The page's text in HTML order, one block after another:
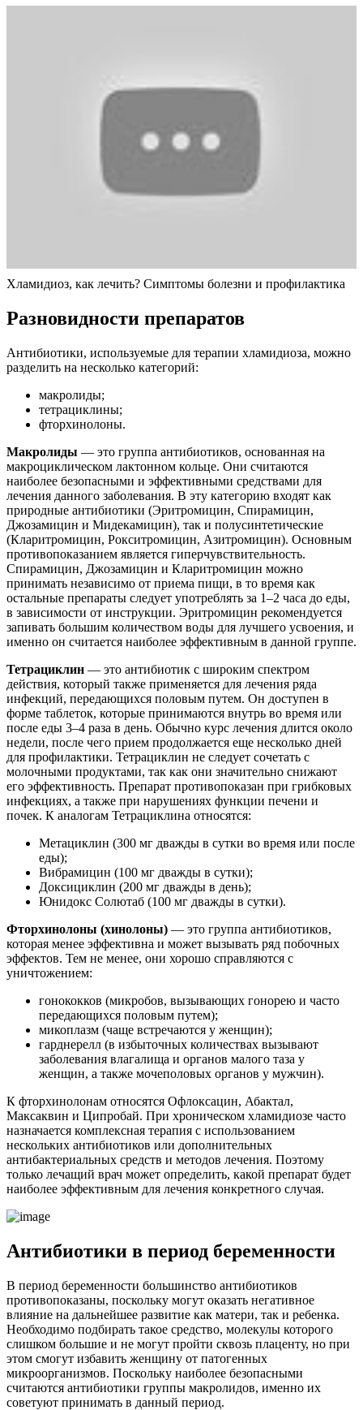
Хламидиоз, как лечить? Симптомы болезни и профилактика
Разновидности препаратов
Антибиотики, используемые для терапии хламидиоза, можно
разделить на несколько категорий:
макролиды;
тетрациклины;
фторхинолоны.
Макролиды — это группа антибиотиков, основанная на
макроциклическом лактонном кольце. Они считаются
наиболее безопасными и эффективными средствами для
лечения данного заболевания. В эту категорию входят как
природные антибиотики (Эритромицин, Спирамицин,
Джозамицин и Мидекамицин), так и полусинтетические
(Кларитромицин, Рокситромицин, Азитромицин). Основным
противопоказанием является гиперчувствительность.
Спирамицин, Джозамицин и Кларитромицин можно
принимать независимо от приема пищи, в то время как
остальные препараты следует употреблять за 1–2 часа до еды,
в зависимости от инструкции. Эритромицин рекомендуется
запивать большим количеством воды для лучшего усвоения, и
именно он считается наиболее эффективным в данной группе.
Тетрациклин — это антибиотик с широким спектром
действия, который также применяется для лечения ряда
инфекций, передающихся половым путем. Он доступен в
форме таблеток, которые принимаются внутрь во время или
после еды 3–4 раза в день. Обычно курс лечения длится около
недели, после чего прием продолжается еще несколько дней
для профилактики. Тетрациклин не следует сочетать с
молочными продуктами, так как они значительно снижают
его эффективность. Препарат противопоказан при грибковых
инфекциях, а также при нарушениях функции печени и
почек. К аналогам Тетрациклина относятся:
Метациклин (300 мг дважды в сутки во время или после
еды);
Вибрамицин (100 мг дважды в сутки);
Доксициклин (200 мг дважды в день);
Юнидокс Солютаб (100 мг дважды в сутки).
Фторхинолоны (хинолоны) — это группа антибиотиков,
которая менее эффективна и может вызывать ряд побочных
эффектов. Тем не менее, они хорошо справляются с
уничтожением:
гонококков (микробов, вызывающих гонорею и часто
передающихся половым путем);
микоплазм (чаще встречаются у женщин);
гарднерелл (в избыточных количествах вызывают
заболевания влагалища и органов малого таза у
женщин, а также мочеполовых органов у мужчин).
К фторхинолонам относятся Офлоксацин, Абактал,
Максаквин и Ципробай. При хроническом хламидиозе часто
назначается комплексная терапия с использованием
нескольких антибиотиков или дополнительных
антибактериальных средств и методов лечения. Поэтому
только лечащий врач может определить, какой препарат будет
наиболее эффективным для лечения конкретного случая.
Антибиотики в период беременности
В период беременности большинство антибиотиков
противопоказаны, поскольку могут оказать негативное
влияние на дальнейшее развитие как матери, так и ребенка.
Необходимо подбирать такое средство, молекулы которого
слишком большие и не могут пройти сквозь плаценту, но при
этом смогут избавить женщину от патогенных
микроорганизмов. Поскольку наиболее безопасными
считаются антибиотики группы макролидов, именно их
советуют принимать в данный период.